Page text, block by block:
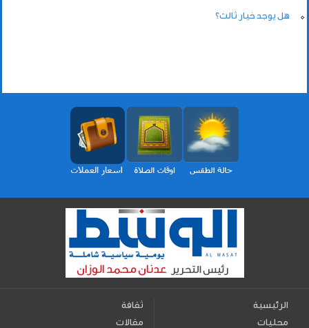
هل يوجد خيار ثالث؟
الرئيسية
محليات
ثقافة
مقالات